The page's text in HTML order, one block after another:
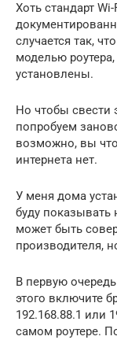
Хоть стандарт
случается так,
моделью
установлены.
Но чтобы свести
попробуем
возможно, вы
интернета нет.
У меня дома
буду показывать
может быть
производителя,
В первую
этого включите
192.168.88.1 или
самом роутере.